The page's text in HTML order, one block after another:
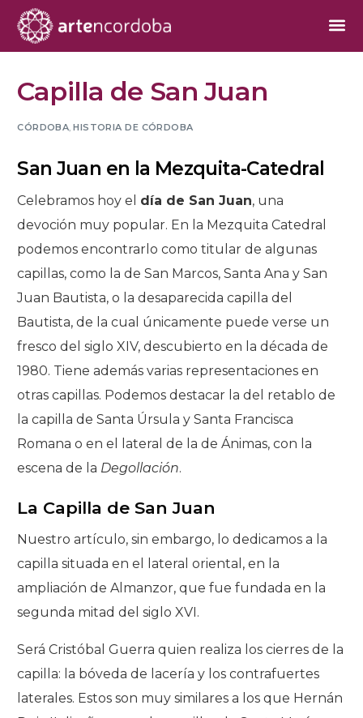
Capilla de San Juan
CÓRDOBA ,HISTORIA DE CÓRDOBA
San Juan en la Mezquita-Catedral
Celebramos hoy el día de San Juan, una
devoción muy popular. En la Mezquita Catedral
podemos encontrarlo como titular de algunas
capillas, como la de San Marcos, Santa Ana y San
Juan Bautista, o la desaparecida capilla del
Bautista, de la cual únicamente puede verse un
fresco del siglo XIV, descubierto en la década de
1980. Tiene además varias representaciones en
otras capillas. Podemos destacar la del retablo de
la capilla de Santa Úrsula y Santa Francisca
Romana o en el lateral de la de Ánimas, con la
escena de la Degollación.
La Capilla de San Juan
Nuestro artículo, sin embargo, lo dedicamos a la
capilla situada en el lateral oriental, en la
ampliación de Almanzor, que fue fundada en la
segunda mitad del siglo XVI.
Será Cristóbal Guerra quien realiza los cierres de la
capilla: la bóveda de lacería y los contrafuertes
laterales. Estos son muy similares a los que Hernán